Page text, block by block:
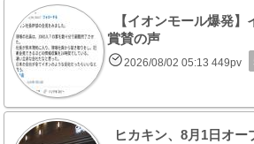
【イオンモール爆発】
賞賛の声
2026/08/02 05:13 449pv
ヒカキン、8月1日オー